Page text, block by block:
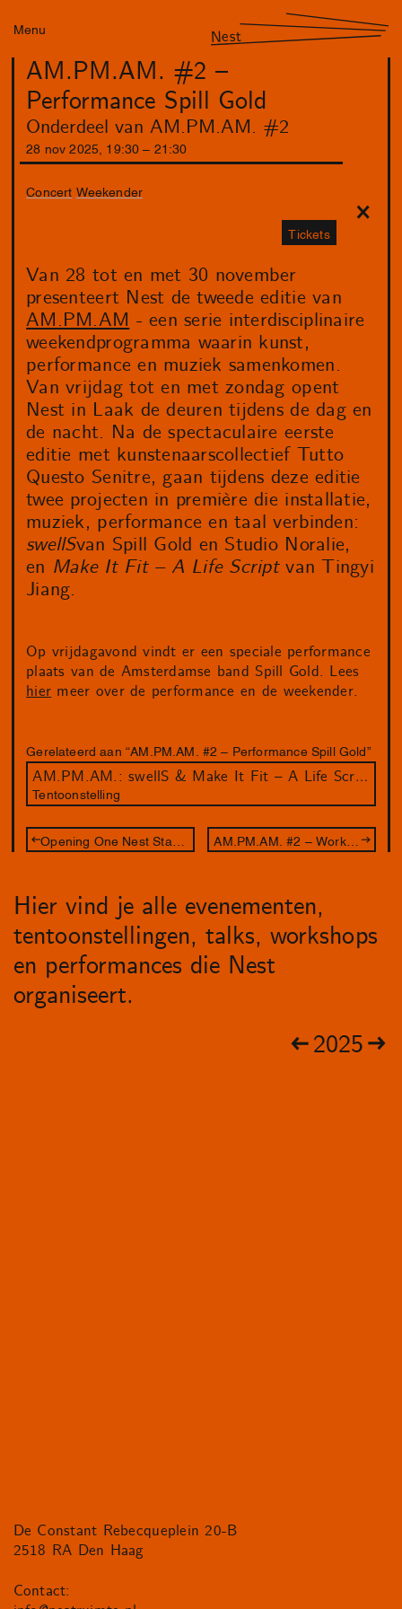
Menu Nest
AM.PM.AM. #2 –
Performance Spill Gold
Onderdeel van AM.PM.AM. #2
28 nov 2025 19:30 21 :30
Concert Weekender
Tickets
Van 28 tot en met 30 november
presenteert Nest de tweede editie van
AM.PM.AM - een serie interdisciplinaire
weekendprogramma waarin kunst,
performance en muziek samenkomen.
Van vrijdag tot en met zondag opent
Nest in Laak de deuren tijdens de dag en
de nacht. Na de spectaculaire eerste
editie met kunstenaarscollectief Tutto
Questo Senitre, gaan tijdens deze editie
twee projecten in première die installatie,
muziek, performance en taal verbinden:
swellSvan Spill Gold en Studio Noralie,
en Make It Fit – A Life Scriptvan Tingyi
Jiang.
Op vrijdagavond vindt er een speciale performance
plaats van de Amsterdamse band Spill Gold. Lees
hier meer over de performance en de weekender.
Gerelateerd aan “AM.PM.AM. #2 – Performance Spill Gold”
AM.PM.AM.: swellS & Make It Fit – A Life Script
Tentoonstelling
AM.PM.AM. #2 – Workshop Aldo Brinkhof
Hier vind je alle evenementen,
tentoonstellingen, talks, workshops
en performances die Nest
organiseert.
2025
De Constant Rebecqueplein 20-B
2518 RA Den Haag
Contact: